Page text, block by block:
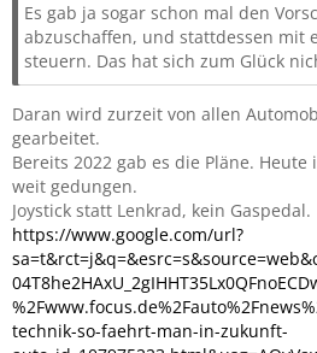
Es gab ja sogar schon mal den
abzuschaffen, und stattdessen mit
steuern. Das hat sich zum Glück
Daran wird zurzeit von allen
gearbeitet.
Bereits 2022 gab es die Pläne.
weit gedungen.
Joystick statt Lenkrad, kein Gaspedal.
https://www.google.com/url?
technik-so-faehrt-man-in-zukunft-